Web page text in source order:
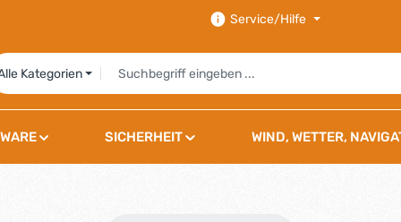
Service/Hilfe
Kategorien
SICHERHEIT WIND, WETTER,